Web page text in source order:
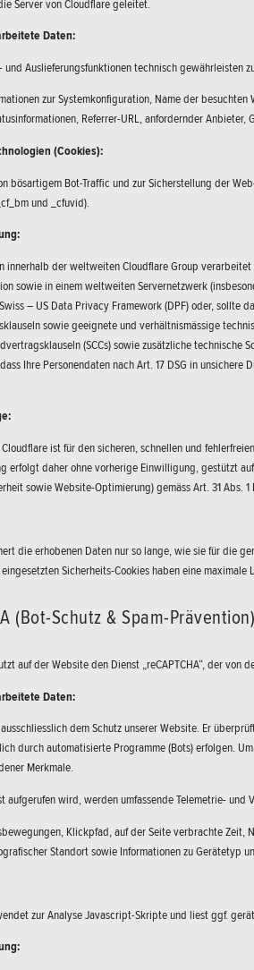
Server von Cloudflare geleitet.
Daten:
und Auslieferungsfunktionen technisch gewährleisten
zur Systemkonfiguration, Name der
Referrer-URL, anfordernder
(Cookies):
bösartigem Bot-Traffic und zur Sicherstellung der
und _cfuvid).
innerhalb der weltweiten Cloudflare Group
sowie in einem weltweiten Servernetzwerk
– US Data Privacy Framework (DPF) oder,
sowie geeignete und verhältnismässige
(SCCs) sowie zusätzliche
Ihre Personendaten nach Art. 17 DSG in
ist für den sicheren, schnellen und
erfolgt daher ohne vorherige Einwilligung, gestützt
sowie Website-Optimierung) gemäss Art. 31 Abs. 1
die erhobenen Daten nur so lange, wie sie für die
Sicherheits-Cookies haben eine
(Bot-Schutz & Spam-Prävention)
auf der Website den Dienst „reCAPTCHA“, der
Daten:
dem Schutz unserer Website. Er
durch automatisierte Programme (Bots) erfolgen.
Merkmale.
aufgerufen wird, werden umfassende Telemetrie-
Klickpfad, auf der Seite verbrachte
Standort sowie Informationen zu Gerätetyp
zur Analyse Javascript-Skripte und liest ggf.